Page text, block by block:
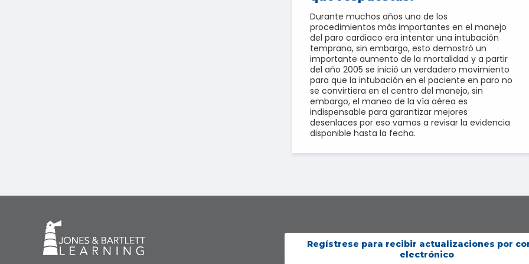
Durante muchos años uno de los
procedimientos más importantes en el manejo
del paro cardiaco era intentar una intubación
temprana, sin embargo, esto demostró un
importante aumento de la mortalidad y a partir
del año 2005 se inició un verdadero movimiento
para que la intubación en el paciente en paro no
se convirtiera en el centro del manejo, sin
embargo, el maneo de la vía aérea es
indispensable para garantizar mejores
desenlaces por eso vamos a revisar la evidencia
disponible hasta la fecha.
Regístrese para recibir actualizaciones por
electrónico